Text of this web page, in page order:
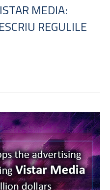
MEDIA:
REGULILE